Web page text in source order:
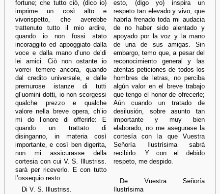
fortune; che tutto ciò, (dico io)
imprime un così alto e
vivorispetto, che averebbe
trattenuto tutto il mio ardire,
quando io non fossi stato
incoraggito ed appoggiato dalla
voce e dalla mano d’uno de’di
lei amici. Ciò non ostante io
vorrei temere ancora, quando
dal credito universale, e dalle
premurose istanze di tutti
gl’uomini dotti, io non scorgessi
qualche prezzo e qualche
valore nella breve opera, ch’io
mi do l’onore di offerirle: E
quando un trattato di
disinganno, in materia così
importante, e così ben digerita,
non mi assicurasse della
cortesia con cui V. S. Illustriss.
sarà per riceverlo. E con tutto
l’ossequio resto.
Di V. S. Illustriss.
esto, (digo yo) inspira un
respeto tan elevado y vivo, que
habría frenado toda mi audacia
de no haber sido alentado y
apoyado por la voz y la mano
de una de sus amigas. Sin
embargo, temo que, a pesar del
reconocimiento general y las
atentas peticiones de todos los
hombres de letras, no perciba
algún valor en el breve trabajo
que tengo el honor de ofrecerle;
Aún cuando un tratado de
desilusión, sobre asunto tan
importante y muy bien
elaborado, no me asegurase la
cortesía con la que Vuestra
Señoría Ilustrísima sabrá
recibirlo. Y con el debido
respeto, me despido.
De Vuestra Señoría
Ilustrísima